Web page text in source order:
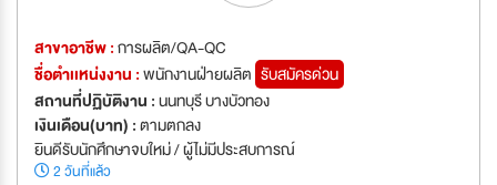
สาขาอาชีพ :การผลิต/QA-QC
ชื่อตำเเหน่งงาน :พนักงานฝ่ายผลิต รับสมัครด่วน
สถานที่ปฏิบัติงาน :นนทบุรี บางบัวทอง
เงินเดือน(บาท) :ตามตกลง
ยินดีรับนักศึกษาจบใหม่ / ผู้ไม่มีประสบการณ์
2 วันที่แล้ว